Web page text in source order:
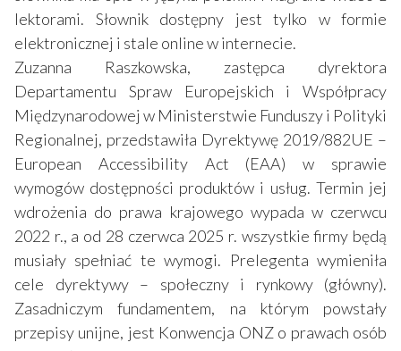
lektorami. Słownik dostępny jest tylko w formie
elektronicznej i stale online w internecie.
Zuzanna Raszkowska, zastępca dyrektora
Departamentu Spraw Europejskich i Współpracy
Międzynarodowej w Ministerstwie Funduszy i Polityki
Regionalnej, przedstawiła Dyrektywę 2019/882UE –
European Accessibility Act (EAA) w sprawie
wymogów dostępności produktów i usług. Termin jej
wdrożenia do prawa krajowego wypada w czerwcu
2022 r., a od 28 czerwca 2025 r. wszystkie firmy będą
musiały spełniać te wymogi. Prelegenta wymieniła
cele dyrektywy – społeczny i rynkowy (główny).
Zasadniczym fundamentem, na którym powstały
przepisy unijne, jest Konwencja ONZ o prawach osób